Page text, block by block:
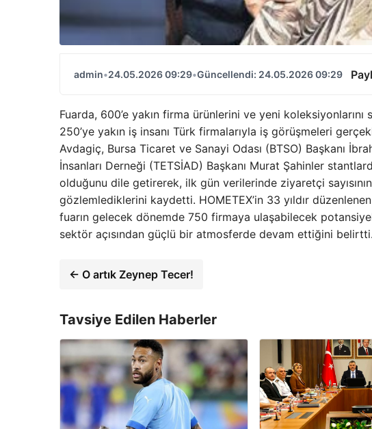
admin•24.05.2026 09:29•Güncellendi: 24.05.2026 09:29
Fuarda, 600’e yakın firma ürünlerini ve yeni
250’ye yakın iş insanı Türk firmalarıyla iş görüşmeleri
Avdagiç, Bursa Ticaret ve Sanayi Odası (BTSO) Başkanı
İnsanları Derneği (TETSİAD) Başkanı Murat Şahinler
olduğunu dile getirerek, ilk gün verilerinde ziyaretçi
gözlemlediklerini kaydetti. HOMETEX’in 33 yıldır
fuarın gelecek dönemde 750 firmaya ulaşabilecek
sektör açısından güçlü bir atmosferde devam ettiğini belirtti.
← O artık Zeynep Tecer!
Tavsiye Edilen Haberler